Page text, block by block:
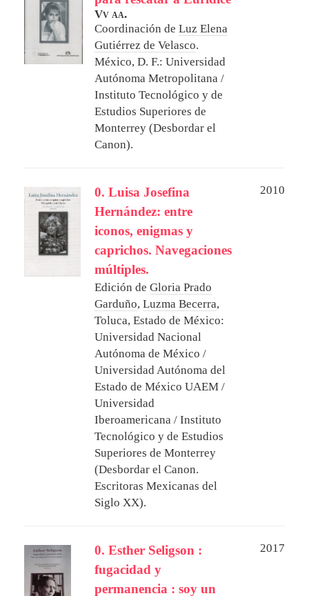
Vv aa.
Coordinación de Luz Elena
Gutiérrez de Velasco.
México, D. F.: Universidad
Autónoma Metropolitana /
Instituto Tecnológico y de
Estudios Superiores de
Monterrey (Desbordar el
Canon).
0. Luisa Josefina
Hernández: entre
iconos, enigmas y
caprichos. Navegaciones
múltiples.
2010
Edición de Gloria Prado
Garduño, Luzma Becerra,
Toluca, Estado de México:
Universidad Nacional
Autónoma de México /
Universidad Autónoma del
Estado de México UAEM /
Universidad
Iberoamericana / Instituto
Tecnológico y de Estudios
Superiores de Monterrey
(Desbordar el Canon.
Escritoras Mexicanas del
Siglo XX).
0. Esther Seligson :
fugacidad y
permanencia : soy un
2017